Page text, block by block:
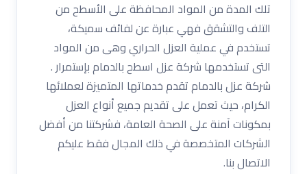
تلك المدة من المواد المحافظة على الأسطح من
التلف والتشقق فهي عبارة عن لفائف سميكة،
تستخدم في عملية العزل الحراري وهى من المواد
التى تستخدمها شركة عزل اسطح بالدمام بإستمرار .
شركة عزل بالدمام تقدم خدماتها المتميزة لعملائها
الكرام، حيث تعمل على تقديم جميع أنواع العزل
بمكونات آمنة على الصحة العامة، فشركتنا من أفضل
الشركات المتخصصة في ذلك المجال فقط عليكم
الاتصال بنا.